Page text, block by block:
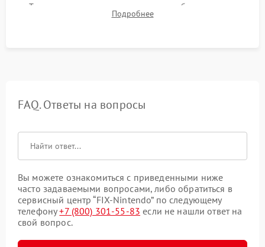
Тестирование привода, синхронизации беспроводных
геймпадов, выхода в сеть и выдачи изображения без
Подробнее
FAQ. Ответы на вопросы
Вы можете ознакомиться с приведенными ниже
часто задаваемыми вопросами, либо обратиться в
сервисный центр “FIX-Nintendo” по следующему
телефону+7 (800) 301-55-83 если не нашли ответ на
свой вопрос.